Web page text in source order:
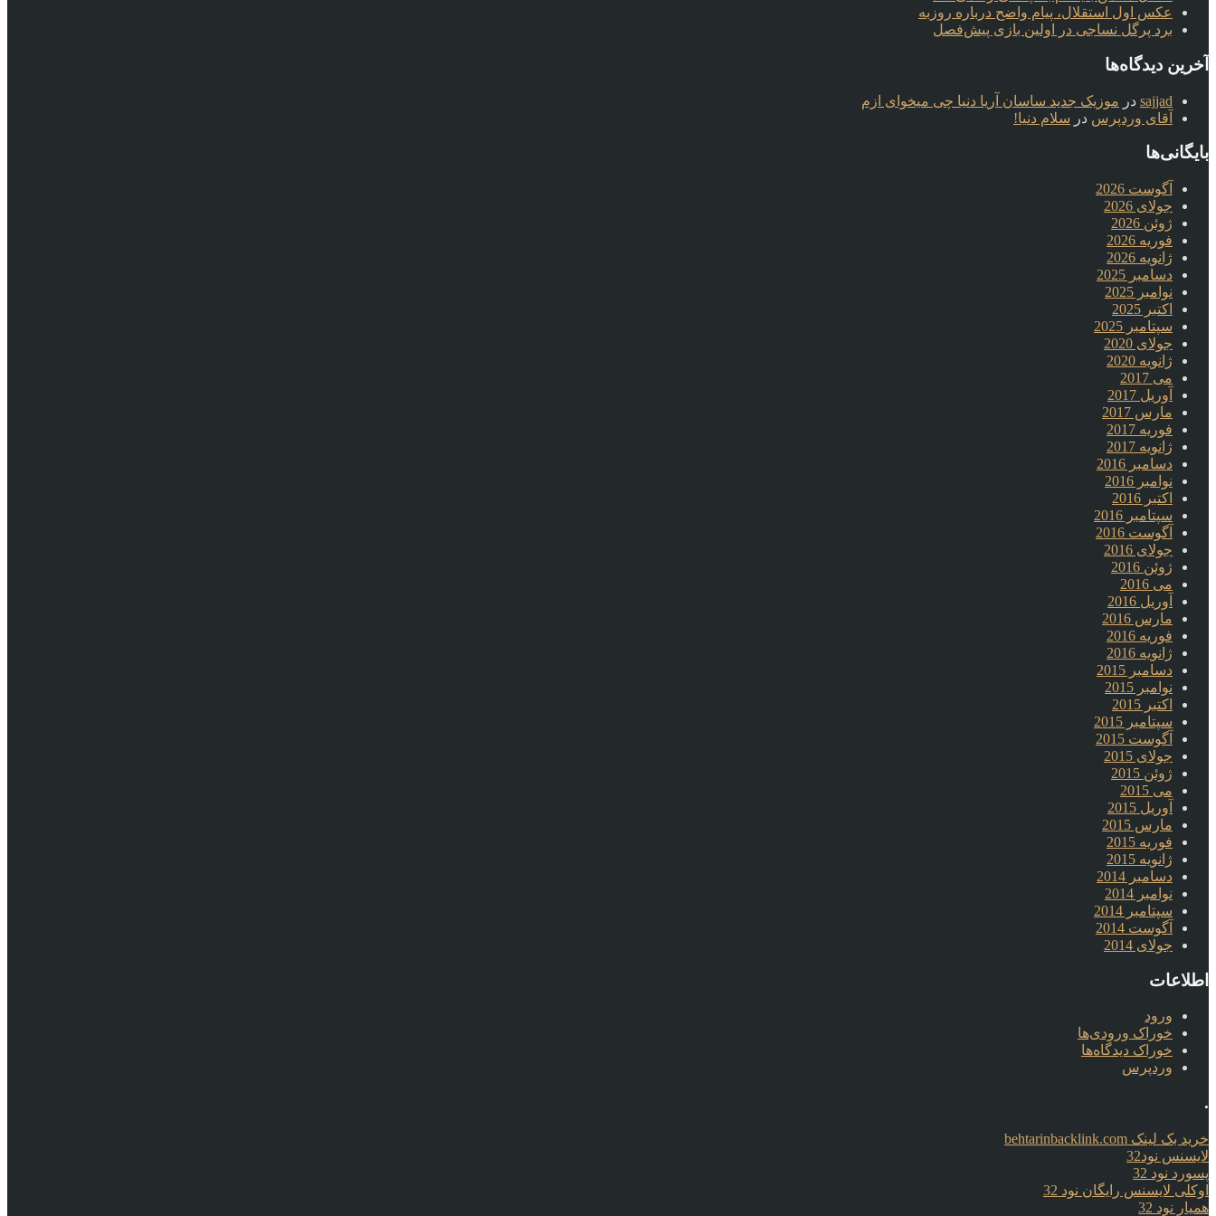
عکس اول استقلال، پیام واضح درباره روزبه
برد پرگل نساجی در اولین بازی پیش‌فصل
آخرین دیدگاه‌ها
sajjad در موزیک جدید ساسان آریا دنیا چی میخوای ازم
آقای وردپرس در سلام دنیا!
بایگانی‌ها
آگوست 2026
جولای 2026
ژوئن 2026
فوریه 2026
ژانویه 2026
دسامبر 2025
نوامبر 2025
اکتبر 2025
سپتامبر 2025
جولای 2020
ژانویه 2020
می 2017
آوریل 2017
مارس 2017
فوریه 2017
ژانویه 2017
دسامبر 2016
نوامبر 2016
اکتبر 2016
سپتامبر 2016
آگوست 2016
جولای 2016
ژوئن 2016
می 2016
آوریل 2016
مارس 2016
فوریه 2016
ژانویه 2016
دسامبر 2015
نوامبر 2015
اکتبر 2015
سپتامبر 2015
آگوست 2015
جولای 2015
ژوئن 2015
می 2015
آوریل 2015
مارس 2015
فوریه 2015
ژانویه 2015
دسامبر 2014
نوامبر 2014
سپتامبر 2014
آگوست 2014
جولای 2014
اطلاعات
ورود
خوراک ورودی‌ها
خوراک دیدگاه‌ها
وردپرس
.
خرید بک لینک behtarinbacklink.com
لایسنس نود32
پسورد نود 32
اوکلی لایسنس رایگان نود 32
همیار نود 32